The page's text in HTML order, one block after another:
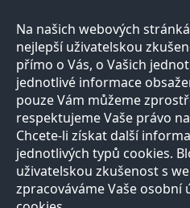
Na našich webových
nejlepší uživatelskou
přímo o Vás, o Vašich
jednotlivé informace
pouze Vám můžeme
respektujeme Vaše právo
Chcete-li získat další
jednotlivých typů cookies.
uživatelskou zkušenost s
zpracováváme Vaše